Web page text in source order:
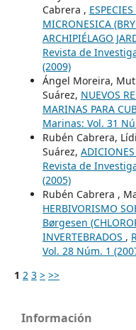
Cabrera ,
MICRONESICA
ARCHIPIÉLAGO
Revista de
(2009)
Ángel Moreira,
Suárez, NUEVOS
MARINAS PARA
Marinas: Vol. 31
Rubén Cabrera,
Suárez,
Revista de
(2005)
Rubén Cabrera ,
HERBIVORISMO
Børgesen
INVERTEBRADOS ,
Vol. 28 Núm. 1
1 2 3 > >>
Información